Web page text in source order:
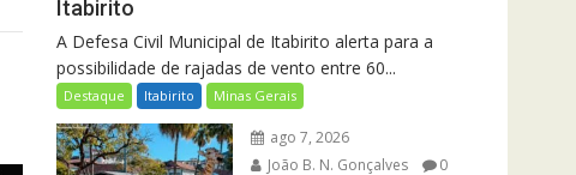
Itabirito
A Defesa Civil Municipal de Itabirito alerta para a
possibilidade de rajadas de vento entre 60...
Destaque Itabirito Minas Gerais
ago 7, 2026
João B. N. Gonçalves
0